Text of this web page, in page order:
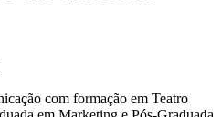
com formação em Teatro